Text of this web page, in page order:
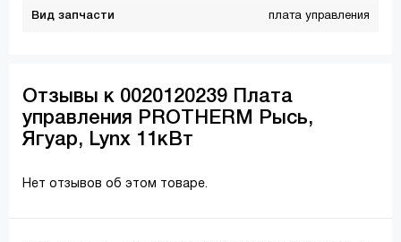
Вид запчасти плата управления
Отзывы к 0020120239 Плата
управления PROTHERM Рысь,
Ягуар, Lynx 11кВт
Нет отзывов об этом товаре.